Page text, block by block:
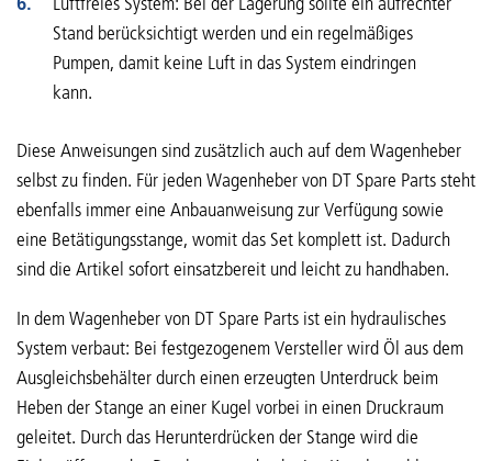
Stand berücksichtigt werden und ein regelmäßiges
Pumpen, damit keine Luft in das System eindringen
kann.
Diese Anweisungen sind zusätzlich auch auf dem Wagenheber
selbst zu finden. Für jeden Wagenheber von DT Spare Parts steht
ebenfalls immer eine Anbauanweisung zur Verfügung sowie
eine Betätigungsstange, womit das Set komplett ist. Dadurch
sind die Artikel sofort einsatzbereit und leicht zu handhaben.
In dem Wagenheber von DT Spare Parts ist ein hydraulisches
System verbaut: Bei festgezogenem Versteller wird Öl aus dem
Ausgleichsbehälter durch einen erzeugten Unterdruck beim
Heben der Stange an einer Kugel vorbei in einen Druckraum
geleitet. Durch das Herunterdrücken der Stange wird die